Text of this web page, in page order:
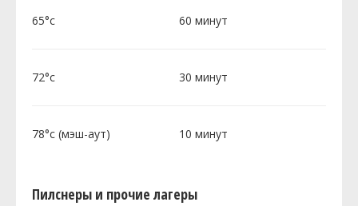
65°c 60 минут
72°c 30 минут
78°c (мэш-аут) 10 минут
Пилснеры и прочие лагеры